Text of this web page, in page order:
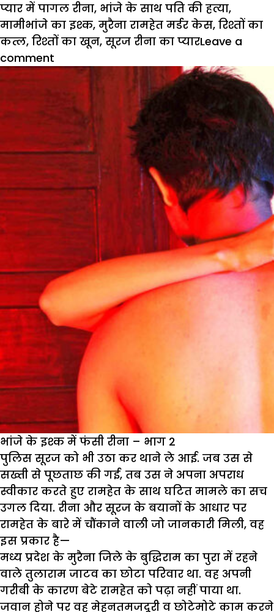
प्यार में पागल रीना, भांजे के साथ पति की हत्या,
मामीभांजे का इश्क, मुरैना रामहेत मर्डर केस, रिश्तों का
कत्ल, रिश्तों का खून, सूरज रीना का प्यारLeave a
comment
भांजे के इश्क में फंसी रीना – भाग 2
पुलिस सूरज को भी उठा कर थाने ले आई. जब उस से
सख्ती से पूछताछ की गई, तब उस ने अपना अपराध
स्वीकार करते हुए रामहेत के साथ घटित मामले का सच
उगल दिया. रीना और सूरज के बयानों के आधार पर
रामहेत के बारे में चौंकाने वाली जो जानकारी मिली, वह
इस प्रकार है—
मध्य प्रदेश के मुरैना जिले के बुद्धिराम का पुरा में रहने
वाले तुलाराम जाटव का छोटा परिवार था. वह अपनी
गरीबी के कारण बेटे रामहेत को पढ़ा नहीं पाया था.
जवान होने पर वह मेहनतमजदूरी व छोटेमोटे काम करने